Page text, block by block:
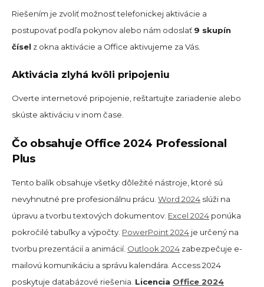
Riešením je zvoliť možnosť telefonickej aktivácie a
postupovať podľa pokynov alebo nám odoslať 9 skupín
čísel z okna aktivácie a Office aktivujeme za Vás.
Aktivácia zlyhá kvôli pripojeniu
Overte internetové pripojenie, reštartujte zariadenie alebo
skúste aktiváciu v inom čase.
Čo obsahuje Office 2024 Professional
Plus
Tento balík obsahuje všetky dôležité nástroje, ktoré sú
nevyhnutné pre profesionálnu prácu. Word 2024 slúži na
úpravu a tvorbu textových dokumentov. Excel 2024 ponúka
pokročilé tabuľky a výpočty. PowerPoint 2024 je určený na
tvorbu prezentácií a animácií. Outlook 2024 zabezpečuje e-
mailovú komunikáciu a správu kalendára. Access 2024
poskytuje databázové riešenia. Licencia Office 2024